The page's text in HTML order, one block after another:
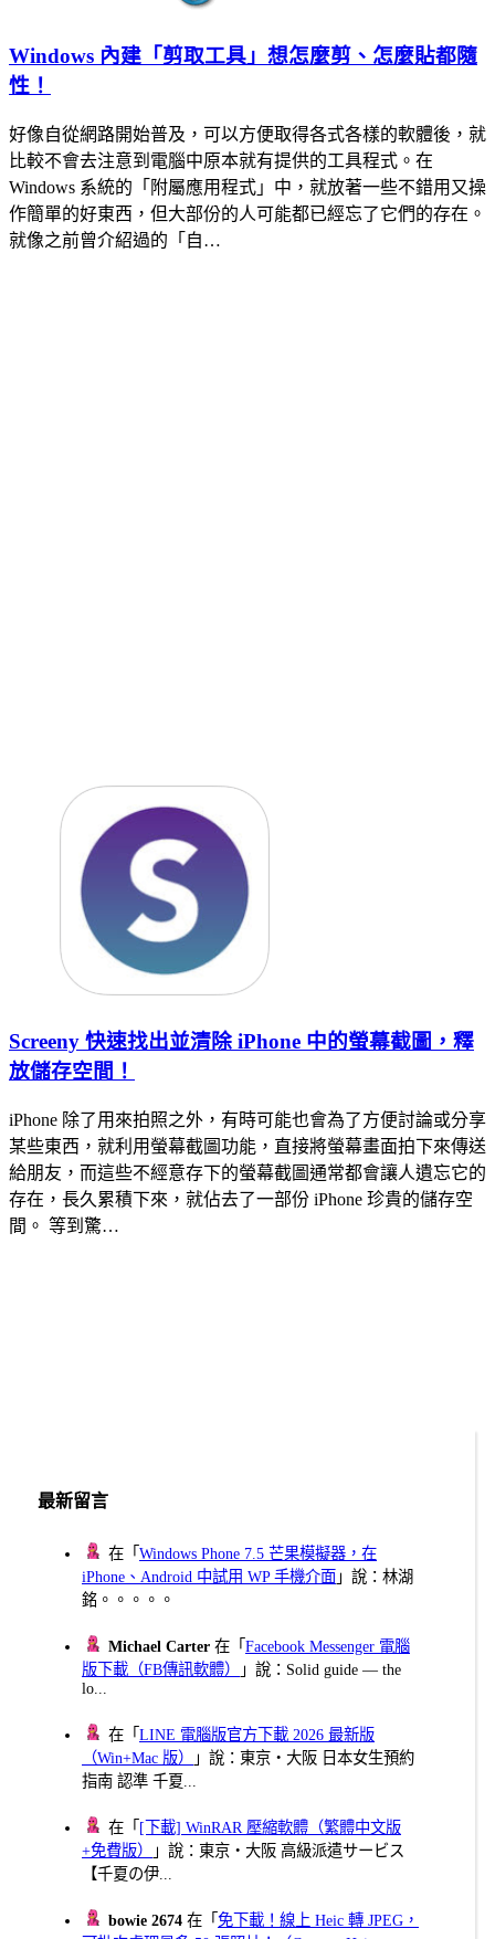
Windows 內建「剪取工具」想怎麼剪、怎麼貼都隨
性！
好像自從網路開始普及，可以方便取得各式各樣的軟體後，就
比較不會去注意到電腦中原本就有提供的工具程式。在
Windows 系統的「附屬應用程式」中，就放著一些不錯用又操
作簡單的好東西，但大部份的人可能都已經忘了它們的存在。
就像之前曾介紹過的「自…
Screeny 快速找出並清除 iPhone 中的螢幕截圖，釋
放儲存空間！
iPhone 除了用來拍照之外，有時可能也會為了方便討論或分享
某些東西，就利用螢幕截圖功能，直接將螢幕畫面拍下來傳送
給朋友，而這些不經意存下的螢幕截圖通常都會讓人遺忘它的
存在，長久累積下來，就佔去了一部份 iPhone 珍貴的儲存空
間。 等到驚…
最新留言
在「Windows Phone 7.5 芒果模擬器，在
iPhone、Android 中試用 WP 手機介面 」說：林湖
銘。。。。。
Michael Carter 在「Facebook Messenger 電腦
版下載（FB傳訊軟體）
」說：Solid guide — the
lo...
在「LINE 電腦版官方下載 2026 最新版
（Win+Mac 版）
」說：東京・大阪 日本女生預約
指南 認準 千夏...
在「 [下載] WinRAR 壓縮軟體（繁體中文版
+免費版）
」說：東京・大阪 高級派遣サービス
【千夏の伊...
bowie 2674 在「免下載！線上 Heic 轉 JPEG，